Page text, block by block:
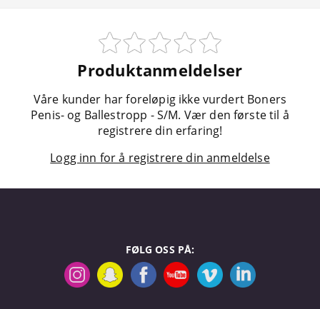
Produktanmeldelser
Våre kunder har foreløpig ikke vurdert Boners
Penis- og Ballestropp - S/M. Vær den første til å
registrere din erfaring!
Logg inn for å registrere din anmeldelse
FØLG OSS PÅ: